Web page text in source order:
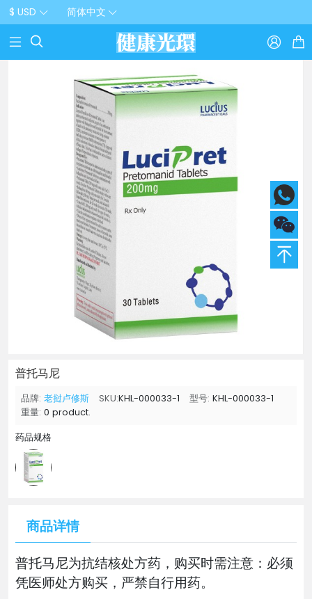
$ USD 简体中文
  
普托马尼
品牌: 老挝卢修斯 SKU:KHL-000033-1 型号: KHL-000033-1
重量: 0 product.
药品规格
商品详情
普托马尼为抗结核处方药，购买时需注意：必须
凭医师处方购买，严禁自行用药。